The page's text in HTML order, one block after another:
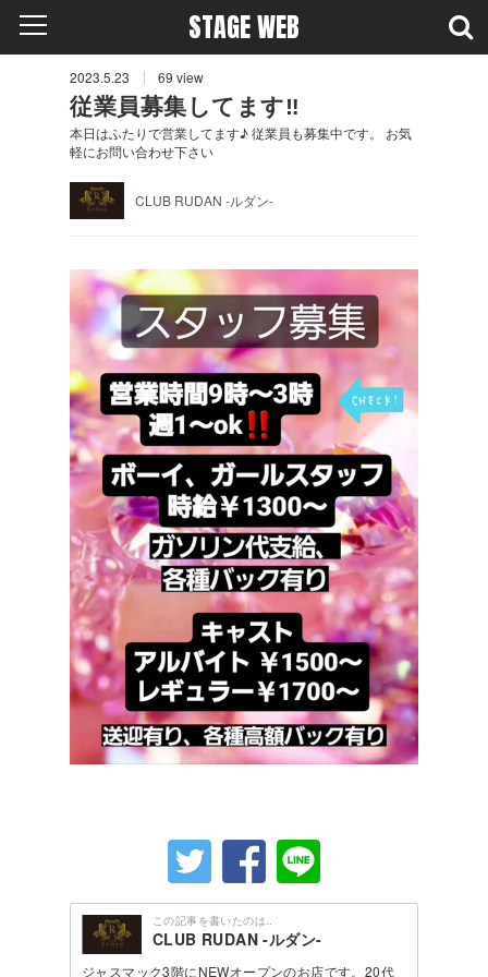
STAGE WEB
2023.5.23 69 view
従業員募集してます‼️
本日はふたりで営業してます♪ 従業員も募集中です。 お気
軽にお問い合わせ下さい
CLUB RUDAN -ルダン-
この記事を書いたのは..
CLUB RUDAN -ルダン-
ジャスマック3階にNEWオープンのお店です。20代